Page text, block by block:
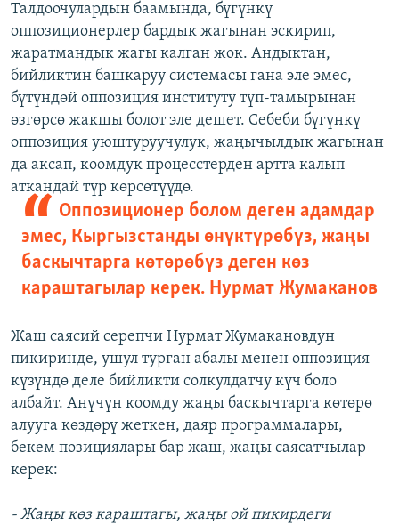
Талдоочулардын баамында, бүгүнкү
оппозиционерлер бардык жагынан эскирип,
жаратмандык жагы калган жок. Андыктан,
бийликтин башкаруу системасы гана эле эмес,
бүтүндөй оппозиция институту түп-тамырынан
өзгөрсө жакшы болот эле дешет. Себеби бүгүнкү
оппозиция уюштуруучулук, жаңычылдык жагынан
да аксап, коомдук процесстерден артта калып
аткандай түр көрсөтүүдө.
Оппозиционер болом деген адамдар
эмес, Кыргызстанды өнүктүрөбүз, жаңы
баскычтарга көтөрөбүз деген көз
караштагылар керек. Нурмат Жумаканов
Жаш саясий серепчи Нурмат Жумакановдун
пикиринде, ушул турган абалы менен оппозиция
күзүндө деле бийликти солкулдатчу күч боло
албайт. Анүчүн коомду жаңы баскычтарга көтөрө
алууга көздөрү жеткен, даяр программалары,
бекем позициялары бар жаш, жаңы саясатчылар
керек:
- Жаңы көз караштагы, жаңы ой пикирдеги